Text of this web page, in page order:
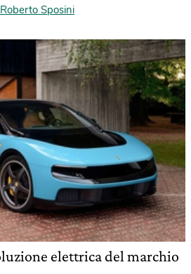
Roberto Sposini
elettrica del marchio